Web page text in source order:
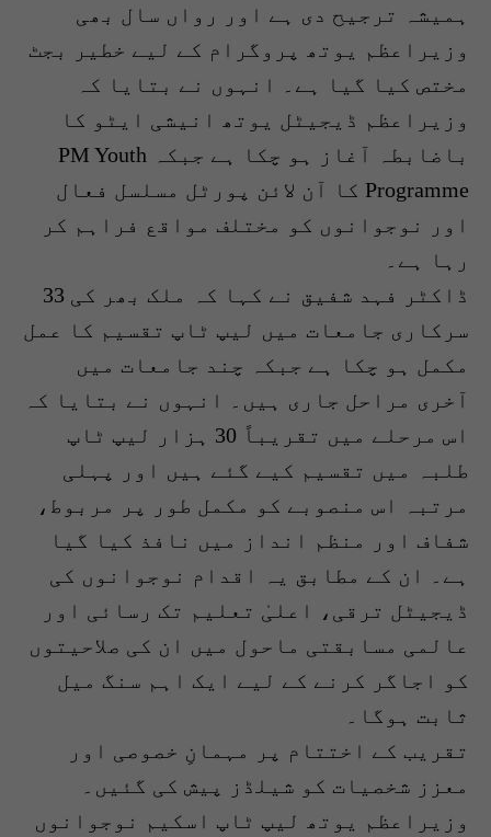
ہمیشہ ترجیح دی ہے اور رواں سال بھی
وزیراعظم یوتھ پروگرام کے لیے خطیر بجٹ
مختص کیا گیا ہے۔ انہوں نے بتایا کہ
وزیراعظم ڈیجیٹل یوتھ انیشی ایٹو کا
باضابطہ آغاز ہو چکا ہے جبکہ PM Youth
Programme کا آن لائن پورٹل مسلسل فعال
اور نوجوانوں کو مختلف مواقع فراہم کر
رہا ہے۔
ڈاکٹر فہد شفیق نے کہا کہ ملک بھر کی 33
سرکاری جامعات میں لیپ ٹاپ تقسیم کا عمل
مکمل ہو چکا ہے جبکہ چند جامعات میں
آخری مراحل جاری ہیں۔ انہوں نے بتایا کہ
اس مرحلے میں تقریباً 30 ہزار لیپ ٹاپ
طلبہ میں تقسیم کیے گئے ہیں اور پہلی
مرتبہ اس منصوبے کو مکمل طور پر مربوط،
شفاف اور منظم انداز میں نافذ کیا گیا
ہے۔ ان کے مطابق یہ اقدام نوجوانوں کی
ڈیجیٹل ترقی، اعلیٰ تعلیم تک رسائی اور
عالمی مسابقتی ماحول میں ان کی صلاحیتوں
کو اجاگر کرنے کے لیے ایک اہم سنگ میل
ثابت ہوگا۔
تقریب کے اختتام پر مہمانِ خصوصی اور
معزز شخصیات کو شیلڈز پیش کی گئیں۔
وزیراعظم یوتھ لیپ ٹاپ اسکیم نوجوانوں